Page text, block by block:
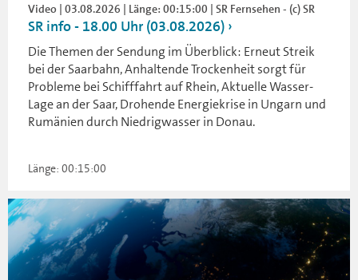
Video | 03.08.2026 | Länge: 00:15:00 | SR Fernsehen - (c) SR
SR info - 18.00 Uhr (03.08.2026)
Die Themen der Sendung im Überblick: Erneut Streik
bei der Saarbahn, Anhaltende Trockenheit sorgt für
Probleme bei Schifffahrt auf Rhein, Aktuelle Wasser-
Lage an der Saar, Drohende Energiekrise in Ungarn und
Rumänien durch Niedrigwasser in Donau.
Länge: 00:15:00